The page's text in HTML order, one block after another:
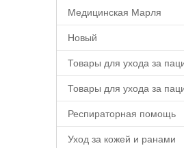
Медицинская Марля
Новый
Респираторная помощь
Уход за кожей и ранами